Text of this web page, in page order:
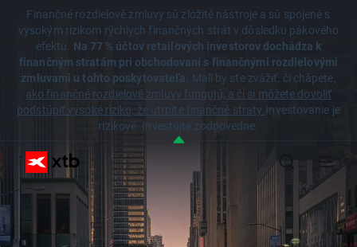
Finančné rozdielové zmluvy sú zložité nástroje a sú spojené s
vysokým rizikom rýchlych finančných strát v dôsledku pákového
efektu. Na 77 % účtov retailových investorov dochádza k
finančným stratám pri obchodovaní s finančnými rozdielovými
zmluvami u tohto poskytovateľa. Mali by ste zvážiť, či chápete,
ako finančné rozdielové zmluvy fungujú, a či si môžete dovoliť
podstúpiť vysoké riziko, že utrpíte finančné straty.Investovanie je
rizikové. Investujte zodpovedne.